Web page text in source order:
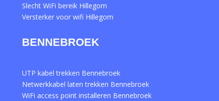
Slecht WiFi bereik Hillegom
Versterker voor wifi Hillegom
BENNEBROEK
UTP kabel trekken Bennebroek
Netwerkkabel laten trekken Bennebroek
WiFi access point installeren Bennebroek